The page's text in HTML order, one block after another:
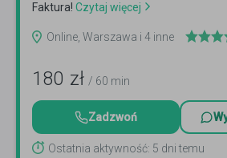
Faktura! Czytaj więcej
Online, Warszawa i 4 inne
180 zł / 60 min
Zadzwoń
Ostatnia aktywność: 5 dni temu